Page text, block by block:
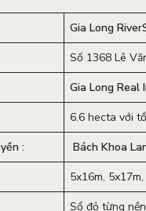
Gia Long
Số 1368 Lê
Gia Long Real
6.6 hecta với
:
Bách Khoa
5x16m,
Sổ đỏ từng